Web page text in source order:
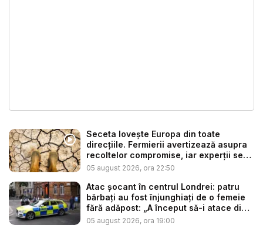
Seceta lovește Europa din toate
direcțiile. Fermierii avertizează asupra
recoltelor compromise, iar experții se
t...
05 august 2026, ora 22:50
Atac șocant în centrul Londrei: patru
bărbați au fost înjunghiați de o femeie
fără adăpost: „A început să-i atace din
...
05 august 2026, ora 19:00